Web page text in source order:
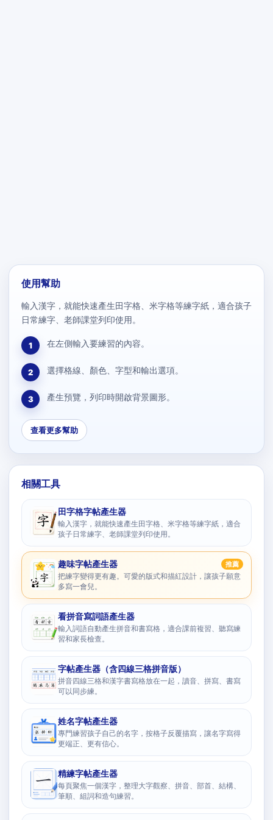
使用幫助
輸入漢字，就能快速產生田字格、米字格等練字紙，適合孩子
日常練字、老師課堂列印使用。
1 在左側輸入要練習的內容。
2 選擇格線、顏色、字型和輸出選項。
3 產生預覽，列印時開啟背景圖形。
查看更多幫助
相關工具
田字格字帖產生器
輸入漢字，就能快速產生田字格、米字格等練字紙，適合
孩子日常練字、老師課堂列印使用。
趣味字帖產生器 推薦
把練字變得更有趣。可愛的版式和描紅設計，讓孩子願意
多寫一會兒。
看拼音寫詞語產生器
輸入詞語自動產生拼音和書寫格，適合課前複習、聽寫練
習和家長檢查。
字帖產生器（含四線三格拼音版）
拼音四線三格和漢字書寫格放在一起，讀音、拼寫、書寫
可以同步練。
姓名字帖產生器
專門練習孩子自己的名字，按格子反覆描寫，讓名字寫得
更端正、更有信心。
精練字帖產生器
每頁聚焦一個漢字，整理大字觀察、拼音、部首、結構、
筆順、組詞和造句練習。